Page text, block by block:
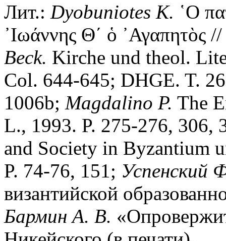
Лит.: Dyobuniotes K. ῾Ο
᾿Ιωάννης Θ´ ὁ
Beck. Kirche und theol.
Col. 644-645; DHGE. T.
1006b; Magdalino P. The
L., 1993. P. 275-276, 306,
and Society in Byzantium
P. 74-76, 151; Успенский
византийской
Бармин А. В.